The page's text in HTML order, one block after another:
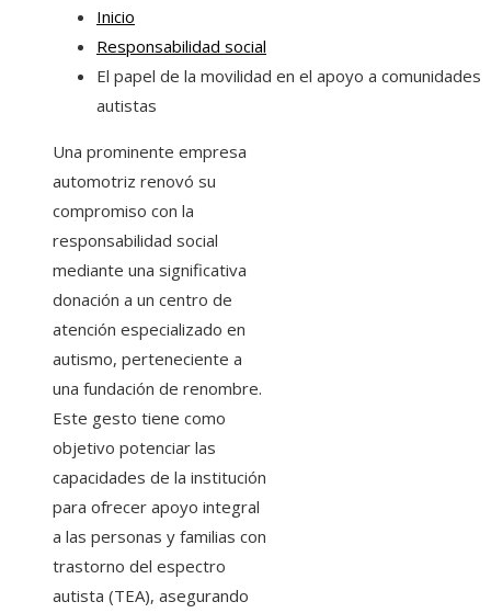
Inicio
Responsabilidad social
El papel de la movilidad en el apoyo a comunidades
autistas
Una prominente empresa
automotriz renovó su
compromiso con la
responsabilidad social
mediante una significativa
donación a un centro de
atención especializado en
autismo, perteneciente a
una fundación de renombre.
Este gesto tiene como
objetivo potenciar las
capacidades de la institución
para ofrecer apoyo integral
a las personas y familias con
trastorno del espectro
autista (TEA), asegurando